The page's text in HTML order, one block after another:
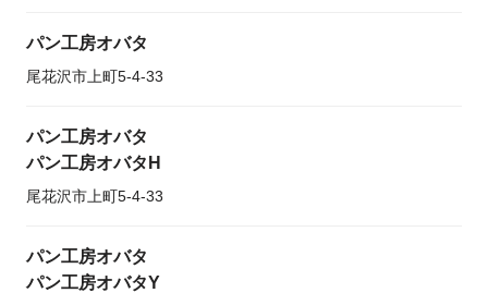
パン工房オバタ
尾花沢市上町5-4-33
パン工房オバタ
パン工房オバタH
尾花沢市上町5-4-33
パン工房オバタ
パン工房オバタY